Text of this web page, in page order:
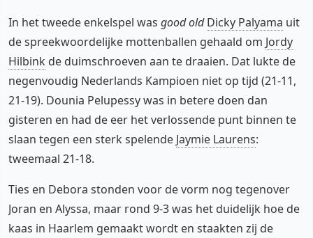
In het tweede enkelspel was good old Dicky Palyama uit
de spreekwoordelijke mottenballen gehaald om Jordy
Hilbink de duimschroeven aan te draaien. Dat lukte de
negenvoudig Nederlands Kampioen niet op tijd (21-11,
21-19). Dounia Pelupessy was in betere doen dan
gisteren en had de eer het verlossende punt binnen te
slaan tegen een sterk spelende Jaymie Laurens:
tweemaal 21-18.
Ties en Debora stonden voor de vorm nog tegenover
Joran en Alyssa, maar rond 9-3 was het duidelijk hoe de
kaas in Haarlem gemaakt wordt en staakten zij de